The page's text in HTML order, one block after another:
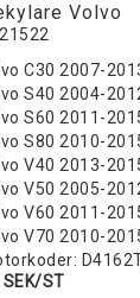
Volvo
C30 2007-
S40 2004-
S60 2011-
S80 2010-
V40 2013-
V50 2005-
V60 2011-
V70 2010-
ST